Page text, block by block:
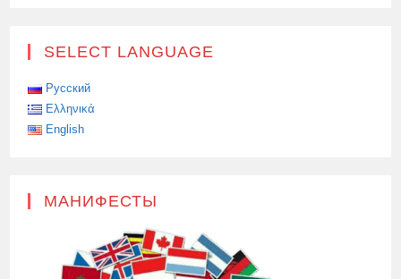
SELECT LANGUAGE
Русский
Ελληνικά
English
МАНИФЕСТЫ